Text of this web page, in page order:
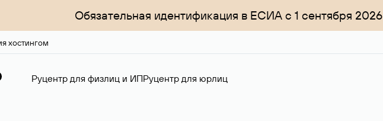
Обязательная идентификация в ЕСИА с 1 сентября 2026
хостингом
Руцентр для физлиц и ИПРуцентр для юрлиц